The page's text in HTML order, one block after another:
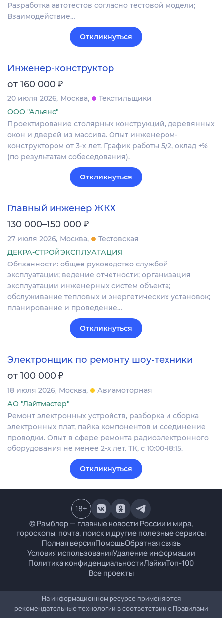
Разработка автотестов согласно тестовой модели;
Взаимодействие…
Откликнуться
Инженер-конструктор
от 160 000 ₽
20 июля 2026 Москва
Текстильщики
ООО "Альянс"
Проектирование столярных конструкций, деревянных
окон и дверей из массива. Опыт инженером-
конструктором от 3-х лет. График работы 5/2, оклад +%
(по результатам собеседования).
Откликнуться
Главный инженер ЖКХ
130 000–150 000 ₽
27 июля 2026 Москва
Тестовская
ДЕКРА-СТРОЙЭКСПЛУАТАЦИЯ
Обязанности: общее руководство службой
эксплуатации; ведение отчетности; организация
эксплуатации инженерных систем объекта;
обслуживание тепловых и энергетических установок;
планирование и проведение…
Откликнуться
Электронщик по ремонту шоу-техники
от 100 000 ₽
18 июля 2026 Москва
Авиамоторная
АО "Лайтмастер"
Ремонт электронных устройств, разборка и сборка
электронных плат, пайка компонентов и соединение
проводки. Опыт в сфере ремонта радиоэлектронного
оборудования не менее 2-х лет. ТК, с 10:00-18:15.
Откликнуться
© Рамблер — главные новости России и мира,
гороскопы, почта, поиск и другие полезные сервисы
Полная версияПомощьОбратная связь
Условия использованияУдаление информации
Политика конфиденциальностиЛайкиТоп-100
Все проекты
18+
На информационном ресурсе применяются
рекомендательные технологии в соответствии с Правилами